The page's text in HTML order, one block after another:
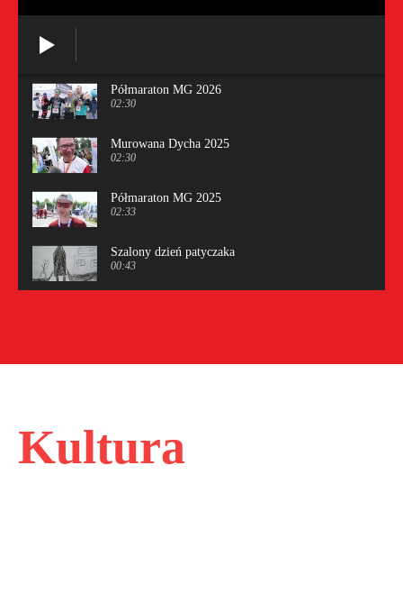
Półmaraton MG 2026
02:30
Murowana Dycha 2025
02:30
Półmaraton MG 2025
02:33
Szalony dzień patyczaka
00:43
Magiczne drzewo
Kultura